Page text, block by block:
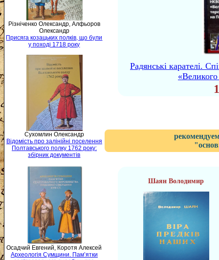
Різніченко Олександр, Алфьоров
Олександр
Присяга козацьких полків, що були
у поході 1718 року
Сухомлин Олександр
Відомість про залінійні поселення
Полтавського полку 1762 року:
збірник документів
Осадчий Евгений, Коротя Алексей
Археологія Сумщини. Пам’ятки
Радянські карателі.
Шаян Володимир